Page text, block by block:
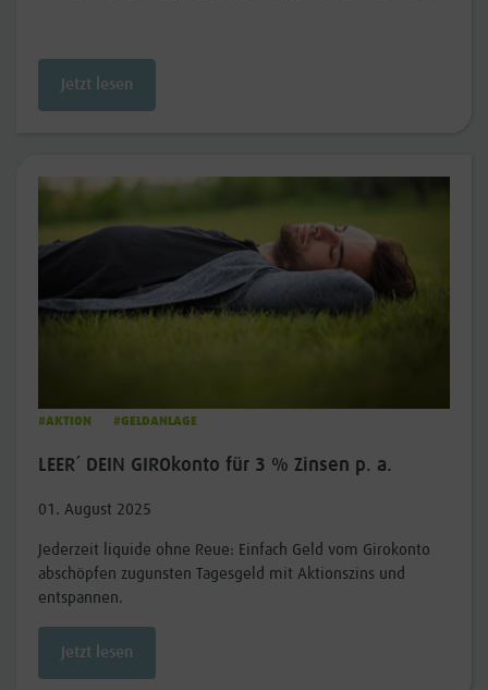
Jetzt lesen
#AKTION #GELDANLAGE
LEER´ DEIN GIROkonto für 3 % Zinsen p. a.
01. August 2025
Jederzeit liquide ohne Reue: Einfach Geld vom Girokonto
abschöpfen zugunsten Tagesgeld mit Aktionszins und
entspannen.
Jetzt lesen